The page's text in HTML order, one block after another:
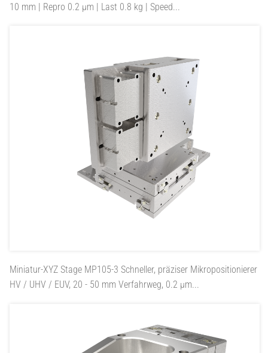
10 mm | Repro 0.2 µm | Last 0.8 kg | Speed...
Miniatur-XYZ Stage MP105-3 Schneller, präziser Mikropositionierer
HV / UHV / EUV, 20 - 50 mm Verfahrweg, 0.2 µm...